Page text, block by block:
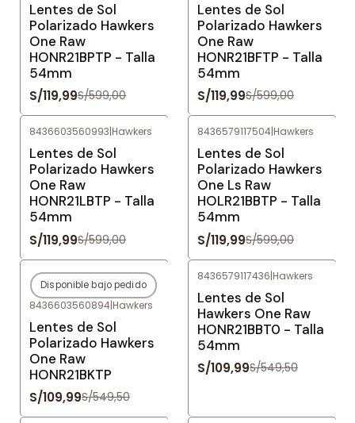
Lentes de Sol
Polarizado Hawkers
One Raw
HONR21BPTP - Talla
54mm
S/119,99S/599,00
Lentes de Sol
Polarizado Hawkers
One Raw
HONR21BFTP - Talla
54mm
S/119,99S/599,00
8436603560993|Hawkers
Lentes de Sol
Polarizado Hawkers
One Raw
HONR21LBTP - Talla
54mm
S/119,99S/599,00
8436579117504|Hawkers
Lentes de Sol
Polarizado Hawkers
One Ls Raw
HOLR21BBTP - Talla
54mm
S/119,99S/599,00
-80%OFF
Agotado
Disponible bajo pedido
8436603560894|Hawkers
Lentes de Sol
Polarizado Hawkers
One Raw
HONR21BKTP
S/109,99S/549,50
8436579117436|Hawkers
Lentes de Sol
Hawkers One Raw
HONR21BBT0 - Talla
54mm
S/109,99S/549,50